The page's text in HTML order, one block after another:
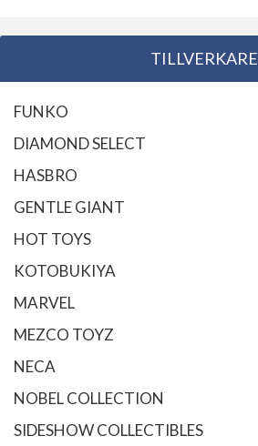
TILLVERKARE
FUNKO
DIAMOND SELECT
HASBRO
GENTLE GIANT
HOT TOYS
KOTOBUKIYA
MARVEL
MEZCO TOYZ
NECA
NOBEL COLLECTION
SIDESHOW COLLECTIBLES